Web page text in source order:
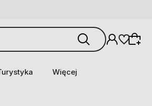
Więcej